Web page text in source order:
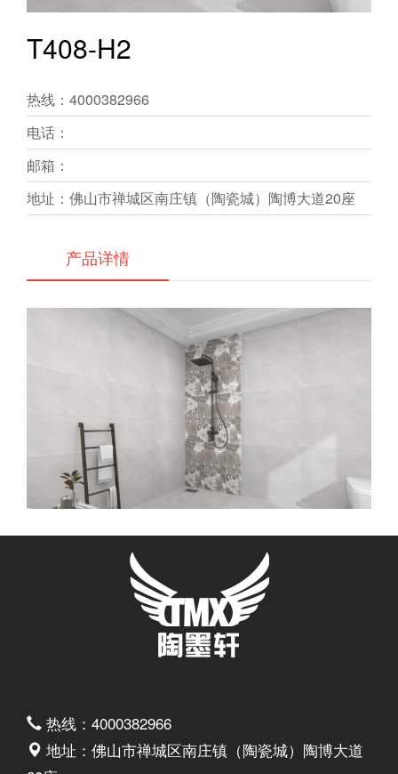
T408-H2
热线：4000382966
电话：
邮箱：
地址：佛山市禅城区南庄镇（陶瓷城）陶博大道20座
产品详情
热线：4000382966
地址：佛山市禅城区南庄镇（陶瓷城）陶博大道